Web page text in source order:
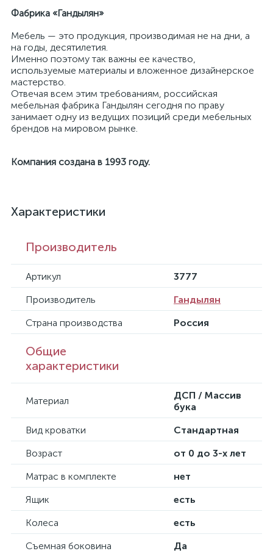
Фабрика «Гандылян»
Мебель — это продукция, производимая не на дни, а
на годы, десятилетия.
Именно поэтому так важны ее качество,
используемые материалы и вложенное дизайнерское
мастерство.
Отвечая всем этим требованиям, российская
мебельная фабрика Гандылян сегодня по праву
занимает одну из ведущих позиций среди мебельных
брендов на мировом рынке.
Компания создана в 1993 году.
Характеристики
Производитель
Артикул
3777
Производитель
Гандылян
Страна производства
Россия
Общие
характеристики
Материал
ДСП / Массив
бука
Вид кроватки
Стандартная
Возраст
от 0 до 3-х лет
Матрас в комплекте
нет
Ящик
есть
Колеса
есть
Съемная боковина
Да